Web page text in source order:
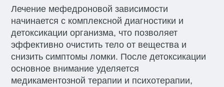
Лечение мефедроновой зависимости
начинается с комплексной диагностики и
детоксикации организма, что позволяет
эффективно очистить тело от вещества и
снизить симптомы ломки. После детоксикации
основное внимание уделяется
медикаментозной терапии и психотерапии,